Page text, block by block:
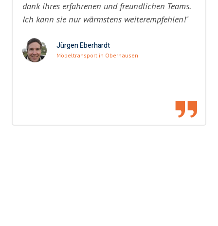
dank ihres erfahrenen und freundlichen Teams.
Ich kann sie nur wärmstens weiterempfehlen!"
Jürgen Eberhardt
Möbeltransport in Oberhausen